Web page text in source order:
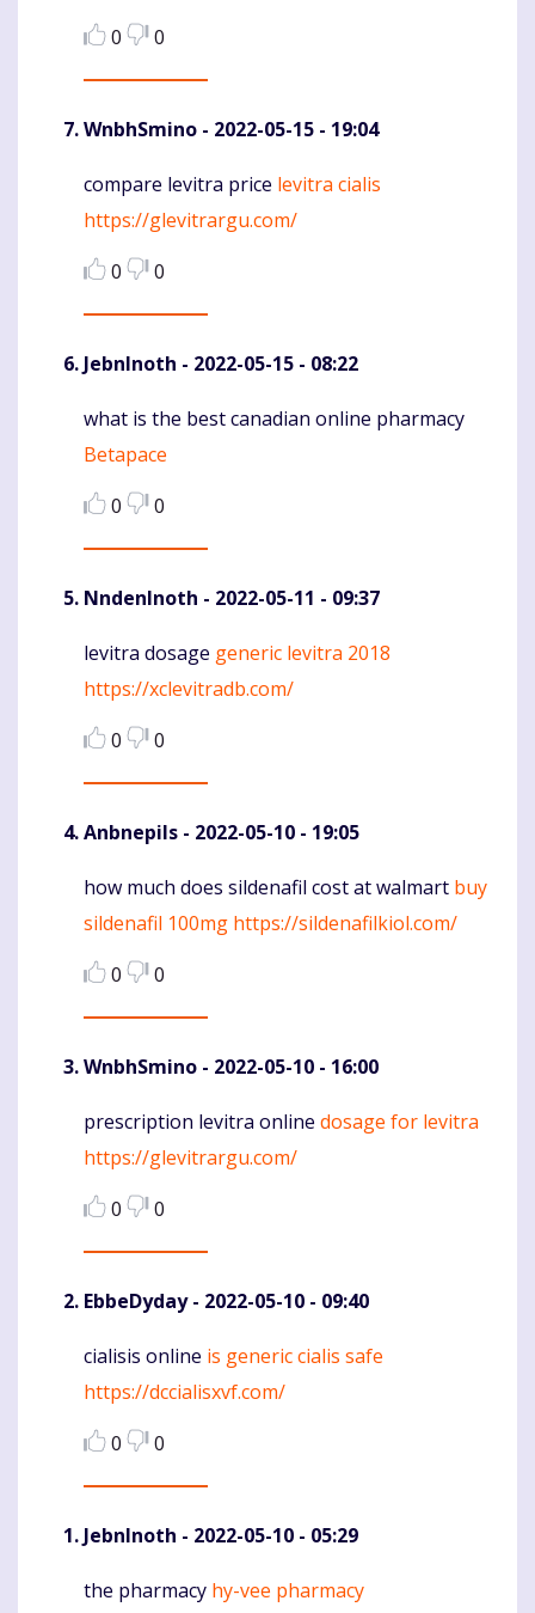
0
0
WnbhSmino - 2022-05-15 - 19:04
Komentaras
compare levitra price levitra cialis
https://glevitrargu.com/
0
0
JebnInoth - 2022-05-15 - 08:22
Komentaras
what is the best canadian online pharmacy
Betapace
0
0
NndenInoth - 2022-05-11 - 09:37
Komentaras
levitra dosage generic levitra 2018
https://xclevitradb.com/
0
0
Anbnepils - 2022-05-10 - 19:05
Komentaras
how much does sildenafil cost at walmart buy
sildenafil 100mg https://sildenafilkiol.com/
0
0
WnbhSmino - 2022-05-10 - 16:00
Komentaras
prescription levitra online dosage for levitra
https://glevitrargu.com/
0
0
EbbeDyday- 2022-05-10 - 09:40
Komentaras
cialisis online is generic cialis safe
https://dccialisxvf.com/
0
0
JebnInoth - 2022-05-10 - 05:29
Komentaras
the pharmacy hy-vee pharmacy